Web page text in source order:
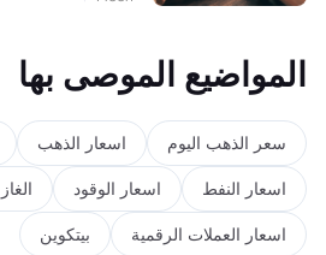
المواضيع الموصى بها
سعر الذهب اليوم اسعار الذهب
اسعار النفط اسعار الوقود
اسعار العملات الرقمية بيتكوين